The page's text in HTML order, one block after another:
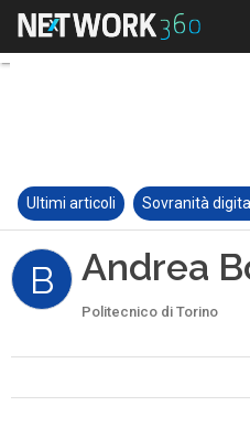
Ultimi articoli Sovranità
B Andrea
Politecnico di Torino